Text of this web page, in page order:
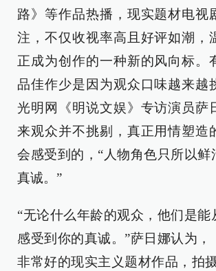
路》等作品热播，现实题材电视
注，不仅收视率高且好评如潮，
正成为创作的一种新的风向标。
品佳作少是因为观众口味越来越
光明网《明说文娱》专访演员萨
来观众并不挑剔，真正用情塑造
会感受到的，“人物角色只所以鲜
真诚。”
“无论什么年龄的观众，他们是能
感受到你的真诚。”萨日娜认为，
非常好的现实主义题材作品，拍